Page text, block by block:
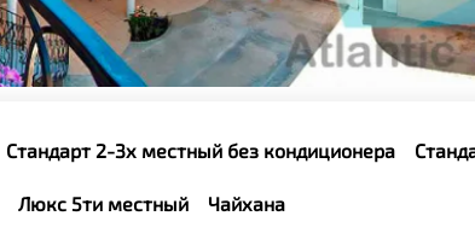
Стандарт 2-3х местный без кондиционера
Люкс 5ти местный Чайхана